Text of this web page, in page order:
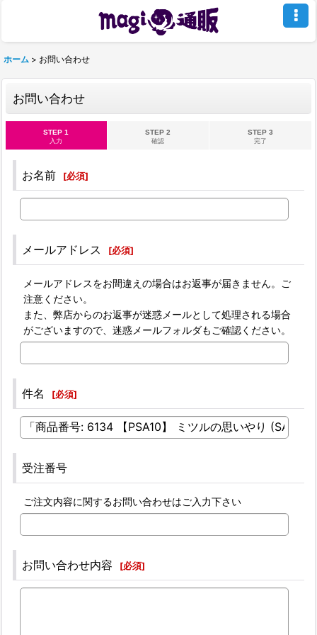
ホーム > お問い合わせ
お問い合わせ
STEP 1
入力
STEP 2
確認
STEP 3
完了
お名前 [必須]
メールアドレス [必須]
メールアドレスをお間違えの場合はお返事が届きません。ご
注意ください。
また、弊店からのお返事が迷惑メールとして処理される場合
がございますので、迷惑メールフォルダもご確認ください。
件名 [必須]
受注番号
ご注文内容に関するお問い合わせはご入力下さい
お問い合わせ内容 [必須]